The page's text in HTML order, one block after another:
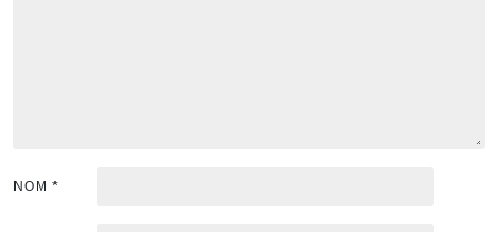
NOM *